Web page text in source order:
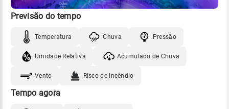
Previsão do tempo
Temperatura Chuva Pressão
Umidade Relativa Acumulado de Chuva
Vento Risco de Incêndio
Tempo agora